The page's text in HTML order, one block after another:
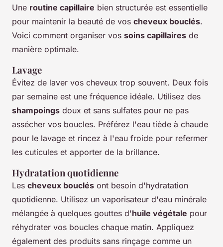
Une routine capillaire bien structurée est essentielle
pour maintenir la beauté de vos cheveux bouclés.
Voici comment organiser vos soins capillaires de
manière optimale.
Lavage
Évitez de laver vos cheveux trop souvent. Deux fois
par semaine est une fréquence idéale. Utilisez des
shampoings doux et sans sulfates pour ne pas
assécher vos boucles. Préférez l'eau tiède à chaude
pour le lavage et rincez à l'eau froide pour refermer
les cuticules et apporter de la brillance.
Hydratation quotidienne
Les cheveux bouclés ont besoin d'hydratation
quotidienne. Utilisez un vaporisateur d'eau minérale
mélangée à quelques gouttes d'huile végétale pour
réhydrater vos boucles chaque matin. Appliquez
également des produits sans rinçage comme un